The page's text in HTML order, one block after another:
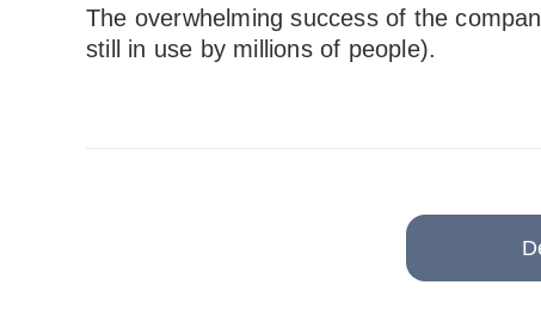
The overwhelming success of the
still in use by millions of people).